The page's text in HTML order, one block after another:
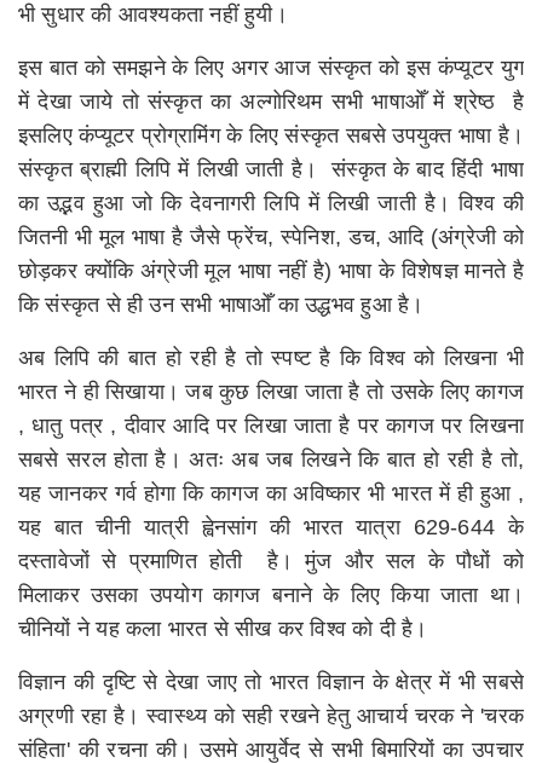
भी सुधार की आवश्यकता नहीं हुयी।
इस बात को समझने के लिए अगर आज संस्कृत को इस कंप्यूटर युग
में देखा जाये तो संस्कृत का अल्गोरिथम सभी भाषाओँ में श्रेष्ठ है
इसलिए कंप्यूटर प्रोग्रामिंग के लिए संस्कृत सबसे उपयुक्त भाषा है।
संस्कृत ब्राह्मी लिपि में लिखी जाती है। संस्कृत के बाद हिंदी भाषा
का उद्भव हुआ जो कि देवनागरी लिपि में लिखी जाती है। विश्व की
जितनी भी मूल भाषा है जैसे फ्रेंच, स्पेनिश, डच, आदि (अंग्रेजी को
छोड़कर क्योंकि अंग्रेजी मूल भाषा नहीं है) भाषा के विशेषज्ञ मानते है
कि संस्कृत से ही उन सभी भाषाओँ का उद्धभव हुआ है।
अब लिपि की बात हो रही है तो स्पष्ट है कि विश्व को लिखना भी
भारत ने ही सिखाया। जब कुछ लिखा जाता है तो उसके लिए कागज
, धातु पत्र , दीवार आदि पर लिखा जाता है पर कागज पर लिखना
सबसे सरल होता है। अतः अब जब लिखने कि बात हो रही है तो,
यह जानकर गर्व होगा कि कागज का अविष्कार भी भारत में ही हुआ ,
यह बात चीनी यात्री ह्वेनसांग की भारत यात्रा 629-644 के
दस्तावेजों से प्रमाणित होती है। मुंज और सल के पौधों को
मिलाकर उसका उपयोग कागज बनाने के लिए किया जाता था।
चीनियों ने यह कला भारत से सीख कर विश्व को दी है।
विज्ञान की दृष्टि से देखा जाए तो भारत विज्ञान के क्षेत्र में भी सबसे
अग्रणी रहा है। स्वास्थ्य को सही रखने हेतु आचार्य चरक ने 'चरक
संहिता' की रचना की। उसमे आयुर्वेद से सभी बिमारियों का उपचार